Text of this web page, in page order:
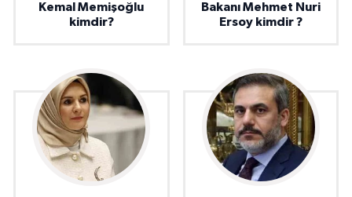
Kemal Memişoğlu
kimdir?
Bakanı Mehmet Nuri
Ersoy kimdir ?